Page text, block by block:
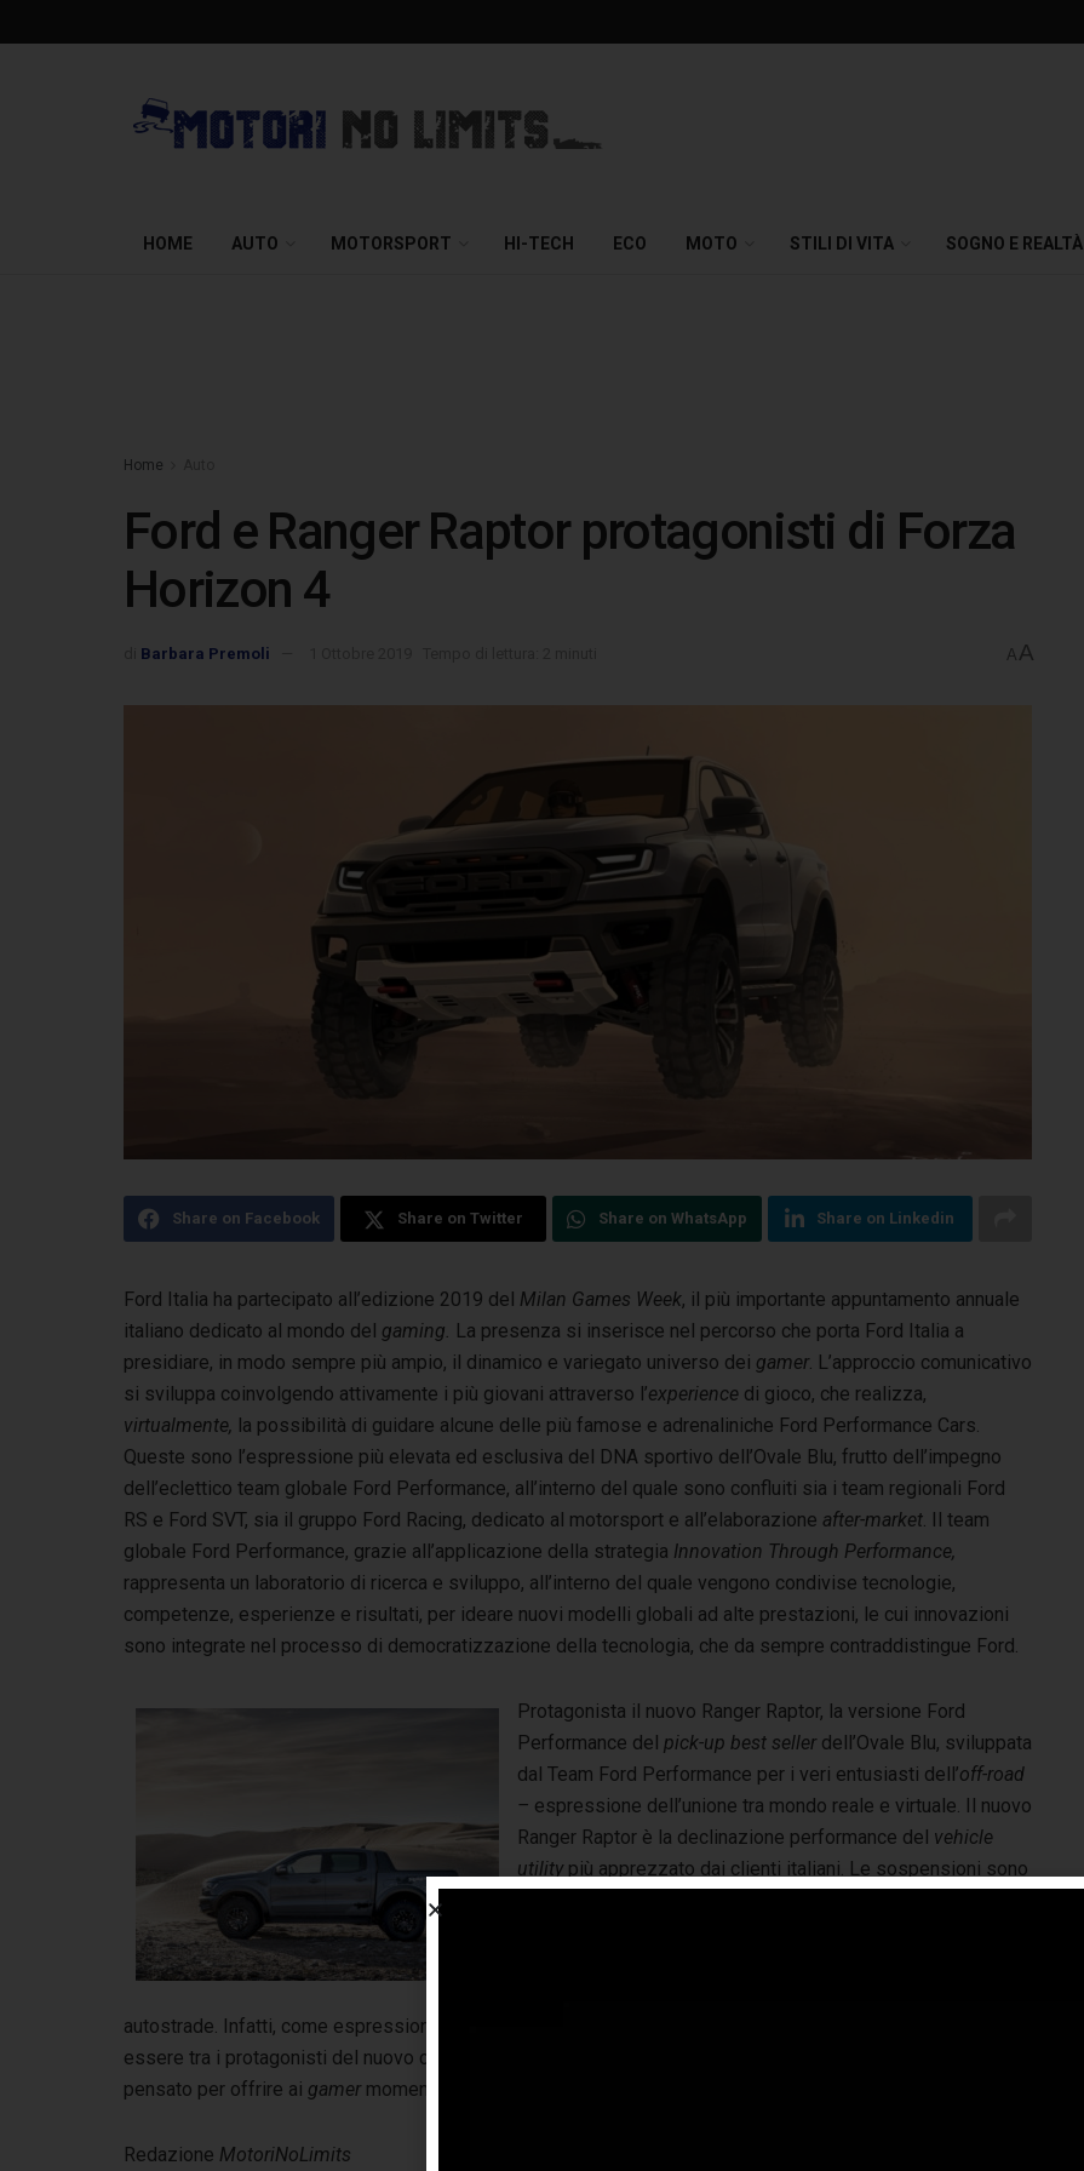
HOME AUTO MOTORSPORT HI-TECH ECO MOTO STILI DI VITA SOGNO E REALTÀ
Home
Ford e Ranger Raptor protagonisti di Forza
Horizon 4
Barbara Premoli A A
Share on Facebook Share on Twitter Share on WhatsApp Share on Linkedin
Ford Italia ha partecipato all’edizione 2019 del Milan Games Week, il più importante appuntamento annuale
italiano dedicato al mondo del gaming. La presenza si inserisce nel percorso che porta Ford Italia a
presidiare, in modo sempre più ampio, il dinamico e variegato universo dei gamer. L’approccio comunicativo
si sviluppa coinvolgendo attivamente i più giovani attraverso l’experience di gioco, che realizza,
virtualmente, la possibilità di guidare alcune delle più famose e adrenaliniche Ford Performance Cars.
Queste sono l’espressione più elevata ed esclusiva del DNA sportivo dell’Ovale Blu, frutto dell’impegno
dell’eclettico team globale Ford Performance, all’interno del quale sono confluiti sia i team regionali Ford
RS e Ford SVT, sia il gruppo Ford Racing, dedicato al motorsport e all’elaborazione after-market . Il team
globale Ford Performance, grazie all’applicazione della strategia Innovation Through Performance,
rappresenta un laboratorio di ricerca e sviluppo, all’interno del quale vengono condivise tecnologie,
competenze, esperienze e risultati, per ideare nuovi modelli globali ad alte prestazioni, le cui innovazioni
sono integrate nel processo di democratizzazione della tecnologia, che da sempre contraddistingue Ford.
Protagonista il nuovo Ranger Raptor, la versione Ford
Performance del pick-up best sellerdell’Ovale Blu, sviluppata
dal Team Ford Performance per i veri entusiasti dell’off-road
– espressione dell’unione tra mondo reale e virtuale. Il nuovo
Ranger Raptor è la declinazione performance del vehicle
utilitypiù apprezzato dai clienti italiani. Le sospensioni sono
autostrade. Infatti, come espressione della sua anima performance, il Ranger Raptor è stato scelto per
essere tra i protagonisti del nuovo capitolo dell’entusiasmante gioco di corse
pensato per offrire ai gamermomenti di pura adrenalina anche nei circuiti virtuali.
Redazione MotoriNoLimits